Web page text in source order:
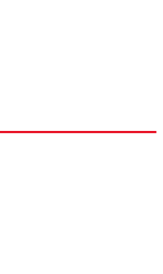
ден, за